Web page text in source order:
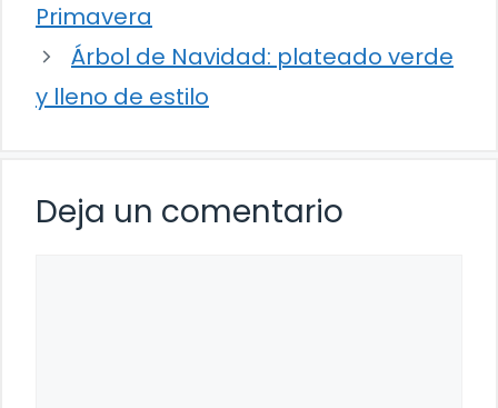
Primavera
Árbol de Navidad: plateado verde
y lleno de estilo
Deja un comentario